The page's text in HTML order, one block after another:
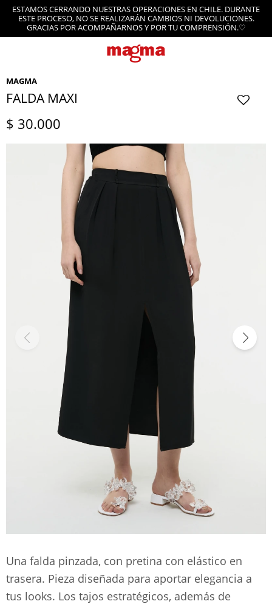
ESTAMOS CERRANDO NUESTRAS OPERACIONES EN CHILE. DURANTE
ESTE PROCESO, NO SE REALIZARÁN CAMBIOS NI DEVOLUCIONES.
GRACIAS POR ACOMPAÑARNOS Y POR TU COMPRENSIÓN.♡
MAGMA
FALDA MAXI
$ 30.000
Una falda pinzada, con pretina con elástico en
trasera. Pieza diseñada para aportar elegancia a
tus looks. Los tajos estratégicos, además de